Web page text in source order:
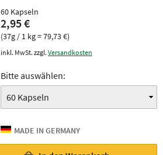
60 Kapseln
2,95 €
(37g / 1 kg = 79,73 €)
inkl. MwSt. zzgl. Versandkosten
Bitte auswählen: